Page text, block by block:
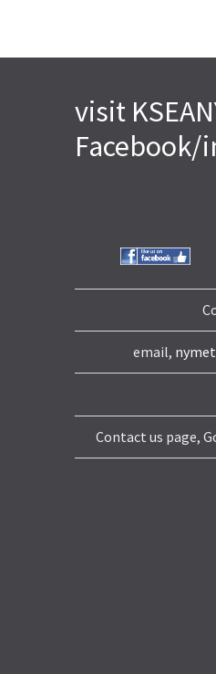
visit
Facebook/
email,
Contact us page,